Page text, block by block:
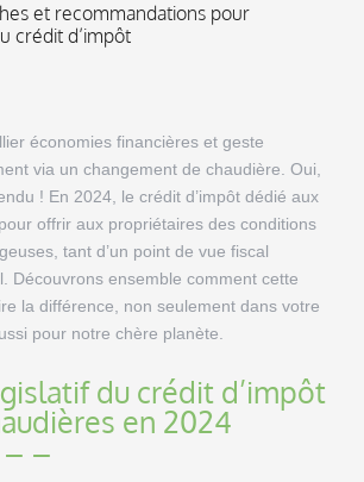
et recommandations pour
crédit d’impôt
économies financières et geste
via un changement de chaudière. Oui,
! En 2024, le crédit d’impôt dédié aux
offrir aux propriétaires des conditions
tant d’un point de vue fiscal
Découvrons ensemble comment cette
la différence, non seulement dans votre
pour notre chère planète.
du crédit d’impôt
en 2024